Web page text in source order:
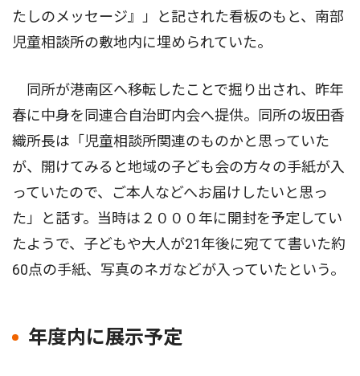
たしのメッセージ』」と記された看板のもと、南部
児童相談所の敷地内に埋められていた。
同所が港南区へ移転したことで掘り出され、昨年
春に中身を同連合自治町内会へ提供。同所の坂田香
織所長は「児童相談所関連のものかと思っていた
が、開けてみると地域の子ども会の方々の手紙が入
っていたので、ご本人などへお届けしたいと思っ
た」と話す。当時は２０００年に開封を予定してい
たようで、子どもや大人が21年後に宛てて書いた約
60点の手紙、写真のネガなどが入っていたという。
年度内に展示予定